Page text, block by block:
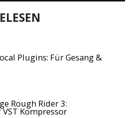
Plugins: Für Gesang &
Rough Rider 3:
Kompressor